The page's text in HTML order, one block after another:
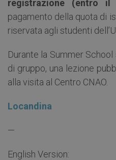
registrazione (entro il
pagamento della quota di
riservata agli studenti
Durante la Summer
di gruppo, una lezione
alla visita al Centro CNAO.
Locandina
—
English Version: